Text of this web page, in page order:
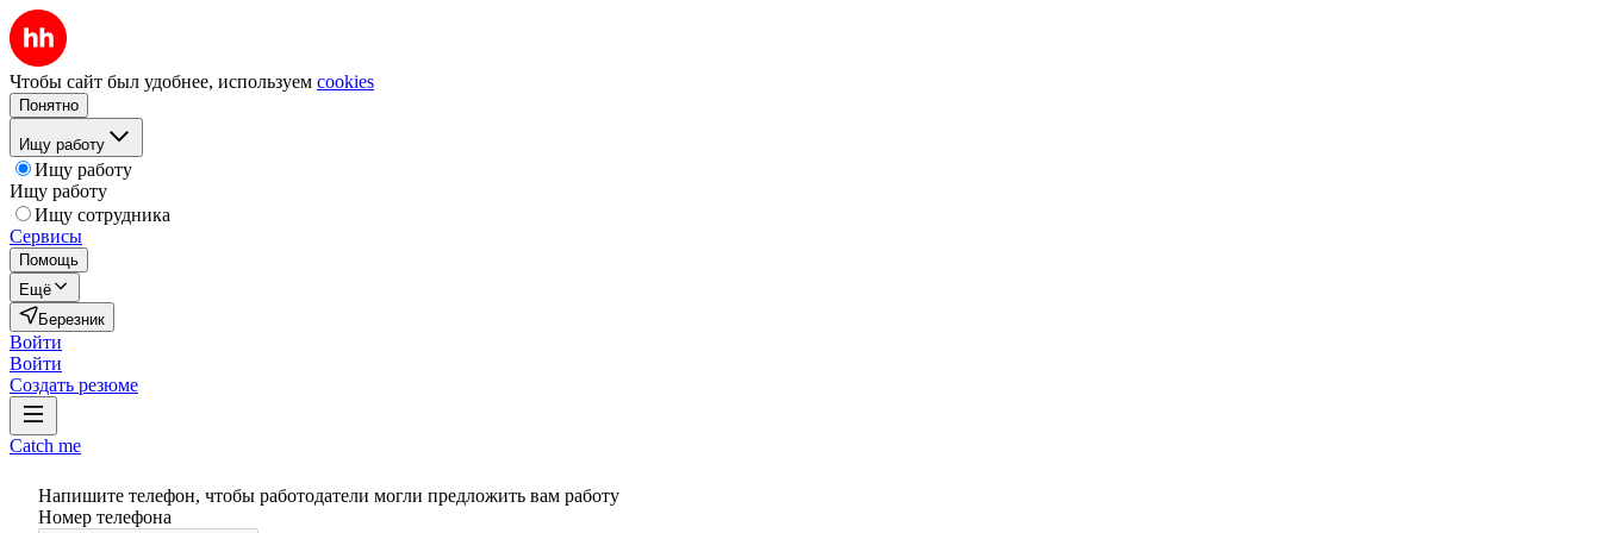
Чтобы сайт был удобнее, используем cookies
Понятно
Ищу работу
Ищу работу
Ищу работу
Ищу сотрудника
Сервисы
Помощь
Ещё
Березник
Войти
Войти
Создать резюме
Catch me
Напишите телефон, чтобы работодатели могли предложить вам работу
Номер телефона